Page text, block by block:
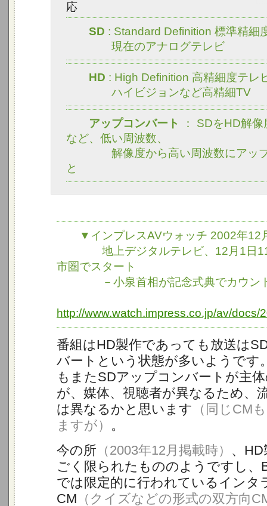
応
SD : Standard Definition 標準精細
現在のアナログテレビ
HD : High Definition 高精細度テレ
ハイビジョンなど高精細TV
アップコンバート
： SDをHD解
など、低い周波数、
解像度から高い周波数にアップ
と
▼インプレスAVウォッチ 2002年12
地上デジタルテレビ、12月1日11
市圏でスタート
－小泉首相が記念式典でカウン
http://www.watch.impress.co.jp/av/docs/
番組はHD製作であっても放送は
バートという状態が多いようです
もまたSDアップコンバートが主
が、媒体、視聴者が異なるため、
は異なるかと思います （同じCM
ますが） 。
今の所 （2003年12月掲載時） 、
ごく限られたもののようですし、
では限定的に行われているインタ
CM （クイズなどの形式の双方向